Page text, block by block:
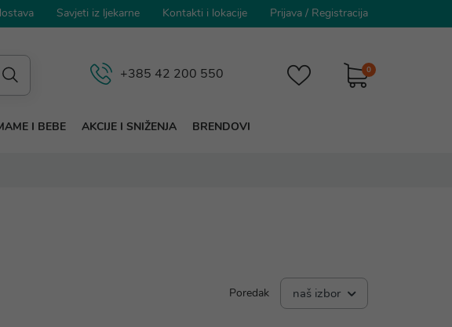
Savjeti iz ljekarne Kontakti i lokacije Prijava / Registracija
0
+385 42 200 550
I BEBE AKCIJE I SNIŽENJA BRENDOVI
Poredak naš izbor